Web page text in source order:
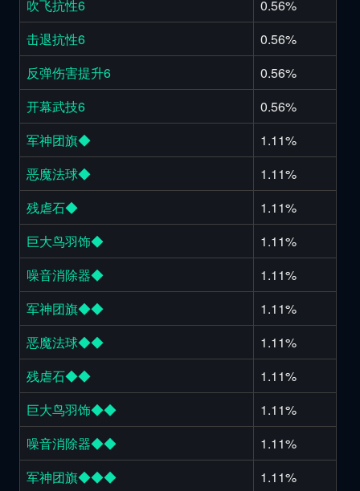
吹飞抗性6
0.56%
击退抗性6
0.56%
反弹伤害提升6
0.56%
开幕武技6
0.56%
军神团旗◆
1.11%
恶魔法球◆
1.11%
残虐石◆
1.11%
巨大鸟羽饰◆
1.11%
噪音消除器◆
1.11%
军神团旗◆◆
1.11%
恶魔法球◆◆
1.11%
残虐石◆◆
1.11%
巨大鸟羽饰◆◆
1.11%
噪音消除器◆◆
1.11%
军神团旗◆◆◆
1.11%